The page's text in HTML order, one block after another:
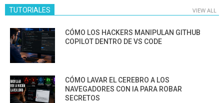
TUTORIALES VIEW ALL
CÓMO LOS HACKERS MANIPULAN GITHUB
COPILOT DENTRO DE VS CODE
CÓMO LAVAR EL CEREBRO A LOS
NAVEGADORES CON IA PARA ROBAR
SECRETOS